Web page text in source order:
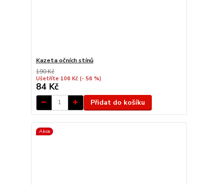
Kazeta očních stínů
190 Kč
Ušetříte 106 Kč (- 56 %)
84 Kč
Přidat do košíku
Akce